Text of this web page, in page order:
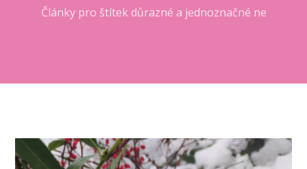
Články pro štítek důrazné a jednoznačné ne